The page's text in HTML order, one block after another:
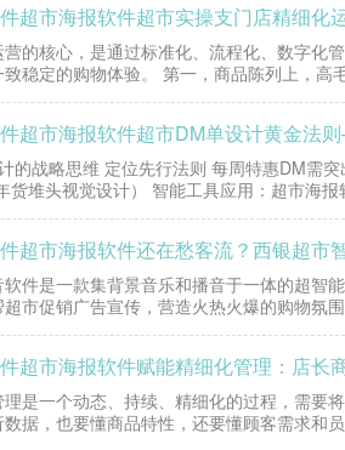
超市海报软件超市实操支门店精细化
的核心，是通过标准化、流程化、数字化
稳定的购物体验。 第一，商品陈列上，
超市海报软件超市DM单设计黄金法
的战略思维 定位先行法则 每周特惠DM需
货堆头视觉设计） 智能工具应用：超市海
件是一款集背景音乐和播音于一体的超智
市促销广告宣传，营造火热火爆的购物氛
超市海报软件赋能精细化管理：店长
理是一个动态、持续、精细化的过程，需要
据，也要懂商品特性，还要懂顾客需求和